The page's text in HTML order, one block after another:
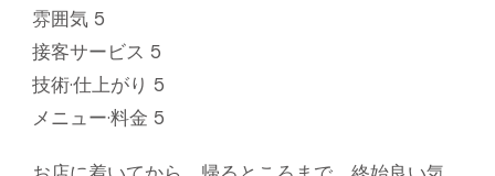
雰囲気 5
接客サービス 5
技術·仕上がり 5
メニュー·料金 5